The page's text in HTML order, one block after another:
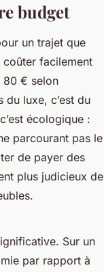
budget
un trajet que
coûter facilement
80 € selon
du luxe, c’est du
écologique :
parcourant pas le
de payer des
plus judicieux de
Sur un
par rapport à